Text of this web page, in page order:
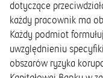
dotyczące
każdy pracownik ma
Każdy podmiot
uwzględnieniu
obszarów ryzyka